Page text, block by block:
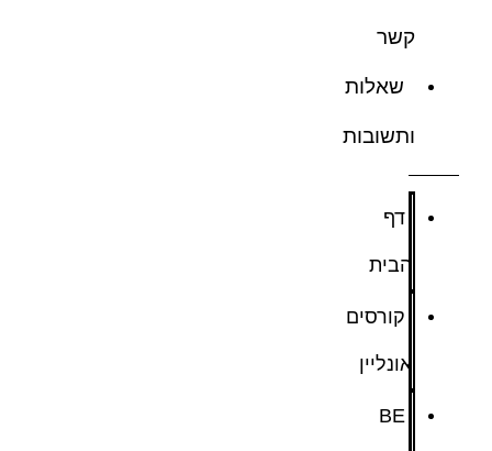
קשר
שאלות
ותשובות
הבית
קורסים
אונליין
BE